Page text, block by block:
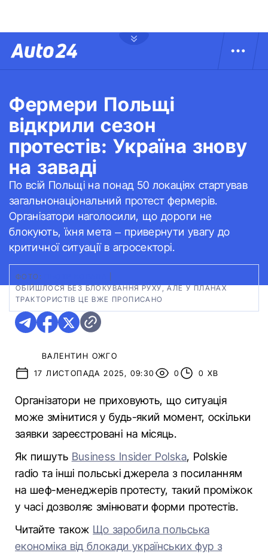
Фермери Польщі
відкрили сезон
протестів: Україна знову
на заваді
По всій Польщі на понад 50 локаціях стартував
загальнонаціональний протест фермерів.
Організатори наголосили, що дороги не
блокують, їхня мета – привернути увагу до
критичної ситуації в агросекторі.
ФОТО:
ОБІЙШЛОСЯ БЕЗ БЛОКУВАННЯ РУХУ, АЛЕ У ПЛАНАХ
ТРАКТОРИСТІВ ЦЕ ВЖЕ ПРОПИСАНО
ВАЛЕНТИН ОЖГО
17 ЛИСТОПАДА 2025, 09:30
0 0 ХВ
Організатори не приховують, що ситуація
може змінитися у будь-який момент, оскільки
заявки зареєстровані на місяць.
Як пишуть Business Insider Polska, Polskie
radio та інші польські джерела з посиланням
на шеф-менеджерів протесту, такий проміжок
у часі дозволяє змінювати форми протестів.
Читайте також Що заробила польська
економіка від блокади українських фур з